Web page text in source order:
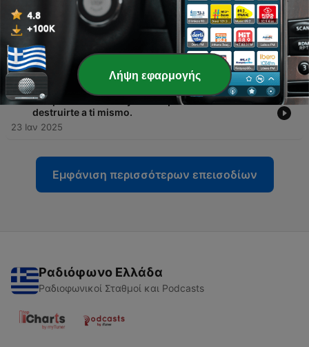
02 Φεβ 2025
92 - Temp.2 EP.2 Las personas que te rodean pueden
salvarte o hundirte: Cómo encontrar apoyo real
30 Ιαν 2025
91 - Temp.2 EP.1 Cómo ayudar a quien amas sin
destruirte a ti mismo.
23 Ιαν 2025
Εμφάνιση περισσότερων επεισοδίων
Ραδιόφωνο Ελλάδα
Ραδιοφωνικοί Σταθμοί και Podcasts
Λήψη εφαρμογής